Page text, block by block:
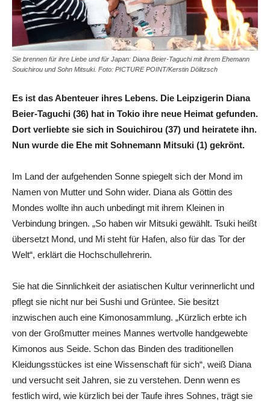
Sie brennen für ihre Liebe und für Japan: Diana Beier-Taguchi mit ihrem Ehemann
Souichirou und Sohn Mitsuki. Foto: PICTURE POINT/Kerstin Dölitzsch
Es ist das Abenteuer ihres Lebens. Die Leipzigerin Diana
Beier-Taguchi (36) hat in Tokio ihre neue Heimat gefunden.
Dort verliebte sie sich in Souichirou (37) und heiratete ihn.
Nun wurde die Ehe mit Sohnemann Mitsuki (1) gekrönt.
Im Land der aufgehenden Sonne spiegelt sich der Mond im
Namen von Mutter und Sohn wider. Diana als Göttin des
Mondes wollte ihn auch unbedingt mit ihrem Kleinen in
Verbindung bringen. „So haben wir Mitsuki gewählt. Tsuki heißt
übersetzt Mond, und Mi steht für Hafen, also für das Tor der
Welt“, erklärt die Hochschullehrerin.
Sie hat die Sinnlichkeit der asiatischen Kultur verinnerlicht und
pflegt sie nicht nur bei Sushi und Grüntee. Sie besitzt
inzwischen auch eine Kimonosammlung. „Kürzlich erbte ich
von der Großmutter meines Mannes wertvolle handgewebte
Kimonos aus Seide. Schon das Binden des traditionellen
Kleidungsstückes ist eine Wissenschaft für sich“, weiß Diana
und versucht seit Jahren, sie zu verstehen. Denn wenn es
festlich wird, wie kürzlich bei der Taufe ihres Sohnes, trägt sie